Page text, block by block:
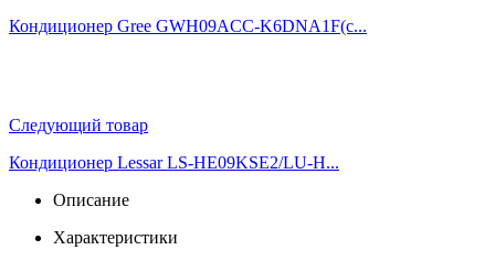
Кондиционер Gree GWH09ACC-K6DNA1F(c...
Следующий товар
Кондиционер Lessar LS-HE09KSE2/LU-H...
Описание
Характеристики